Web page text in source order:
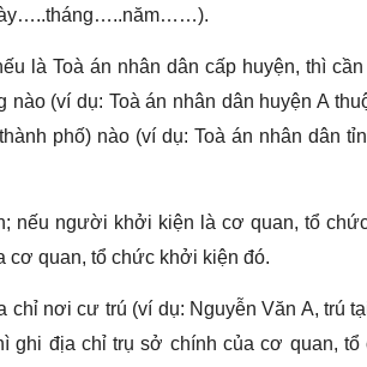
là Toà án nhân dân cấp huyện, thì
(ví dụ: Toà án nhân dân huyện A
phố) nào (ví dụ: Toà án nhân dân
nếu người khởi kiện là cơ quan, tổ
cơ quan, tổ chức khởi kiện đó.
nơi cư trú (ví dụ: Nguyễn Văn A, trú
địa chỉ trụ sở chính của cơ quan, tổ